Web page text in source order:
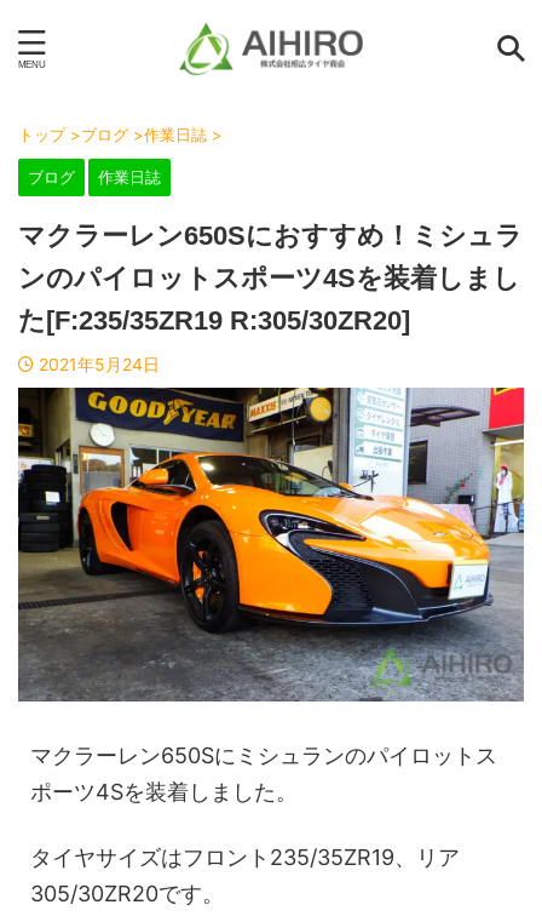
トップ >ブログ >作業日誌 >
ブログ 作業日誌
マクラーレン650Sにおすすめ！ミシュラ
ンのパイロットスポーツ4Sを装着しまし
た[F:235/35ZR19 R:305/30ZR20]
2021年5月24日
マクラーレン650Sにミシュランのパイロットス
ポーツ4Sを装着しました。
タイヤサイズはフロント235/35ZR19、リア
305/30ZR20です。